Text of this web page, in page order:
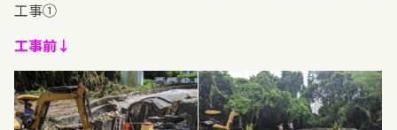
工事①
工事前↓